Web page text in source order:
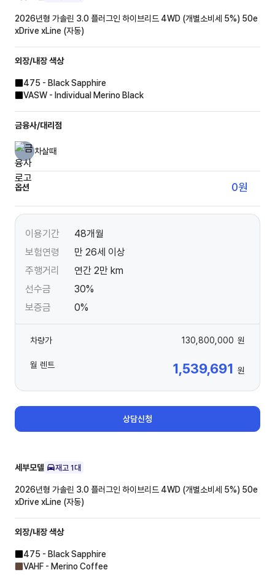
2026년형 가솔린 3.0 플러그인 하이브리드 4WD (개별소비세 5%) 50e
xDrive xLine (자동)
외장/내장색상
475 - Black Sapphire
VASW - Individual Merino Black
금융사/대리점
차살때
옵션 0원
이용기간
48개월
보험연령
만 26세 이상
주행거리
연간 2만 km
선수금
30%
보증금
0%
차량가 130,800,000 원
월 렌트 1,539,691 원
상담신청
세부모델 재고 1대
2026년형 가솔린 3.0 플러그인 하이브리드 4WD (개별소비세 5%) 50e
xDrive xLine (자동)
외장/내장색상
475 - Black Sapphire
VAHF - Merino Coffee